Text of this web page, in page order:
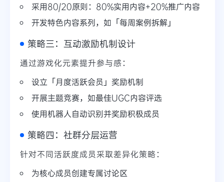
采用80/20原则：80%实用内容+20%推广内容
开发特色内容系列，如「每周案例拆解」
策略三：互动激励机制设计
通过游戏化元素提升参与感：
设立「月度活跃会员」奖励机制
开展主题竞赛，如最佳UGC内容评选
使用机器人自动识别并奖励积极成员
策略四：社群分层运营
针对不同活跃度成员采取差异化策略：
为核心成员创建专属讨论区